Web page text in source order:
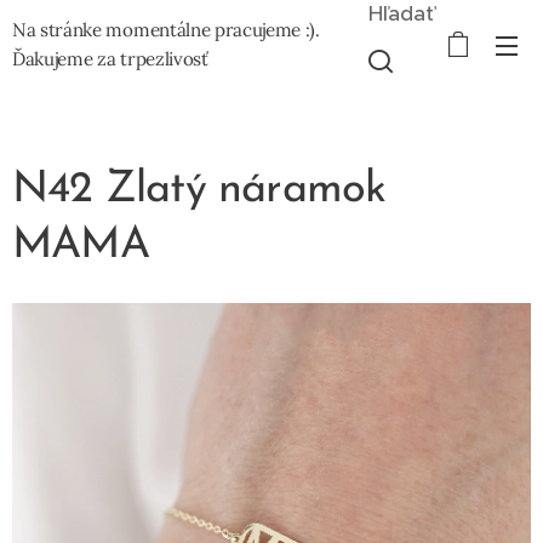
Na stránke momentálne pracujeme :).
Ďakujeme za trpezlivosť
Hľadať
N42 Zlatý náramok
MAMA